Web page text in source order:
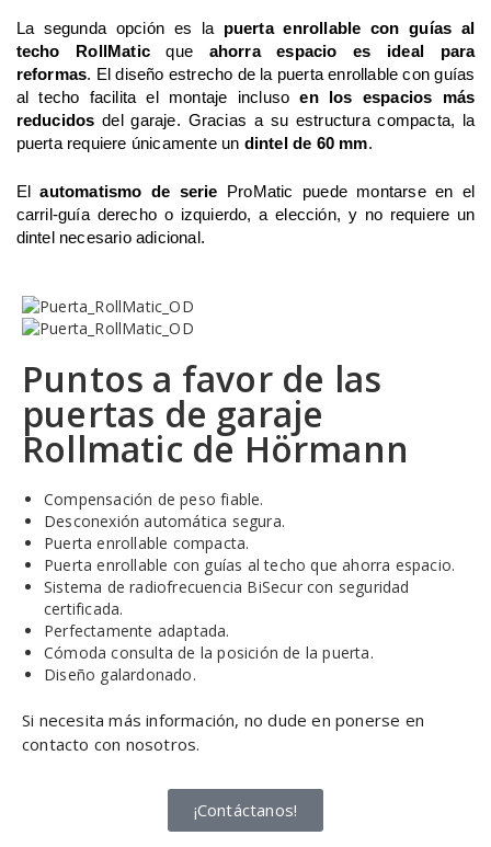
La segunda opción es la puerta enrollable con guías al
techo RollMatic que ahorra espacio es ideal para
reformas. El diseño estrecho de la puerta enrollable con guías
al techo facilita el montaje incluso en los espacios más
reducidos del garaje. Gracias a su estructura compacta, la
puerta requiere únicamente un dintel de 60 mm.
El automatismo de serie
ProMatic puede montarse en el
carril-guía derecho o izquierdo, a elección, y no requiere un
dintel necesario adicional.
Puntos a favor de las
puertas de garaje
Rollmatic de Hörmann
Compensación de peso fiable.
Desconexión automática segura.
Puerta enrollable compacta.
Puerta enrollable con guías al techo que ahorra espacio.
Sistema de radiofrecuencia BiSecur con seguridad
certificada.
Perfectamente adaptada.
Cómoda consulta de la posición de la puerta.
Diseño galardonado.
Si necesita más información, no dude en ponerse en
contacto con nosotros.
¡Contáctanos!